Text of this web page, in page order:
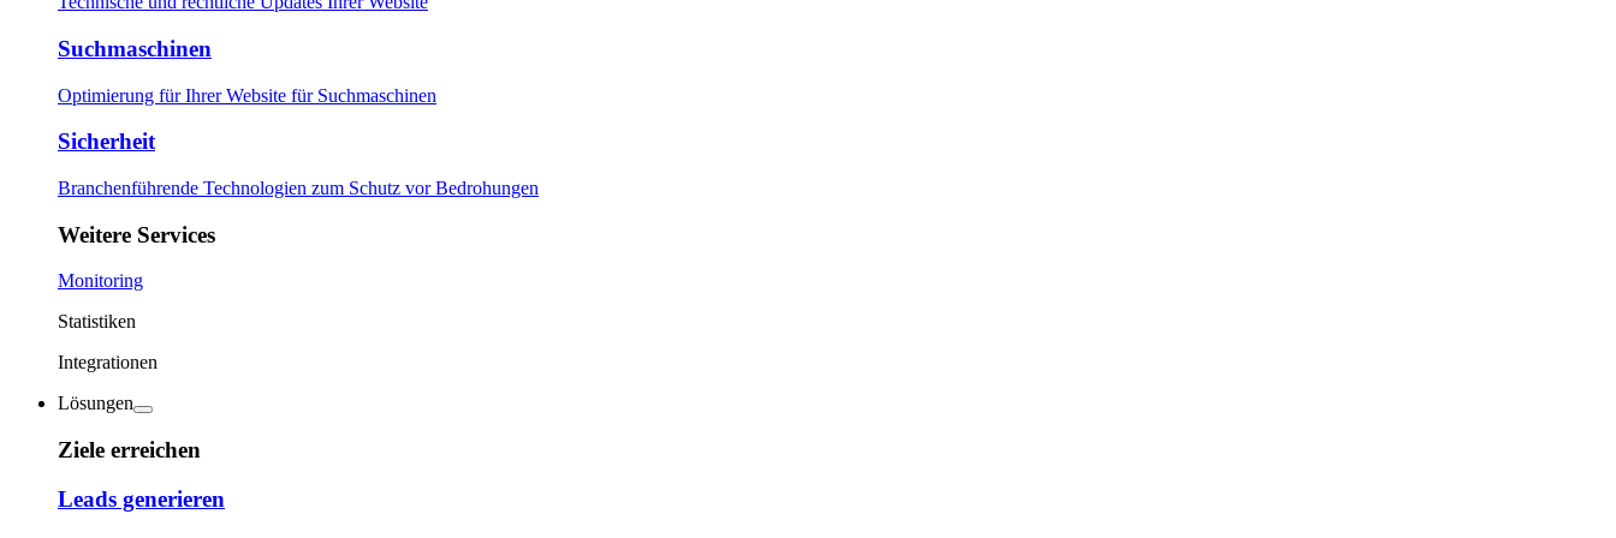
Suchmaschinen
Optimierung für Ihrer Website für Suchmaschinen
Sicherheit
Branchenführende Technologien zum Schutz vor Bedrohungen
Weitere Services
Monitoring
Statistiken
Integrationen
Lösungen
Ziele erreichen
Leads generieren